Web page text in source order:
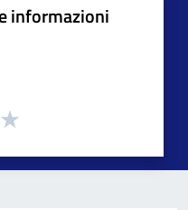
informazioni